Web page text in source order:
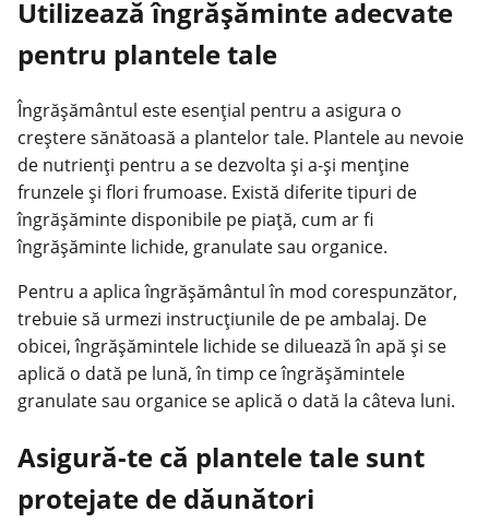
Utilizează îngrășăminte adecvate
pentru plantele tale
Îngrășământul este esențial pentru a asigura o
creștere sănătoasă a plantelor tale. Plantele au nevoie
de nutrienți pentru a se dezvolta și a-și menține
frunzele și flori frumoase. Există diferite tipuri de
îngrășăminte disponibile pe piață, cum ar fi
îngrășăminte lichide, granulate sau organice.
Pentru a aplica îngrășământul în mod corespunzător,
trebuie să urmezi instrucțiunile de pe ambalaj. De
obicei, îngrășămintele lichide se diluează în apă și se
aplică o dată pe lună, în timp ce îngrășămintele
granulate sau organice se aplică o dată la câteva luni.
Asigură-te că plantele tale sunt
protejate de dăunători